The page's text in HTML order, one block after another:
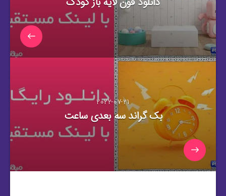
2022-07-21
بک گراند سه بعدی ساعت